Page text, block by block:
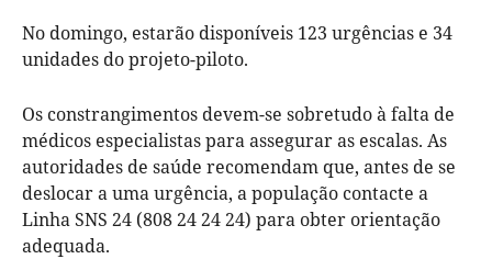
No domingo, estarão disponíveis 123 urgências e 34
unidades do projeto-piloto.
Os constrangimentos devem-se sobretudo à falta de
médicos especialistas para assegurar as escalas. As
autoridades de saúde recomendam que, antes de se
deslocar a uma urgência, a população contacte a
Linha SNS 24 (808 24 24 24) para obter orientação
adequada.